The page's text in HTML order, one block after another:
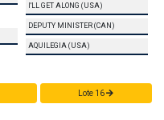
I'LL GET ALONG (USA)
DEPUTY MINISTER (CAN)
AQUILEGIA (USA)
Lote 16